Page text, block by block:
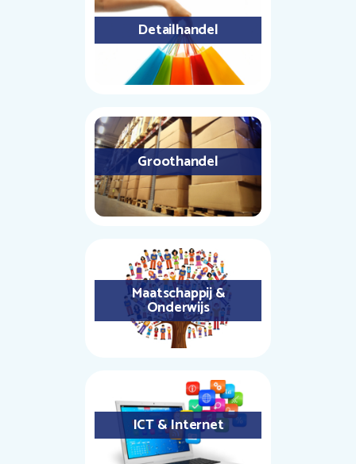
Detailhandel
Groothandel
Maatschappij &
Onderwijs
ICT & Internet